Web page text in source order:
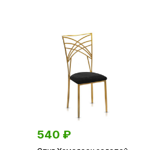
540 ₽